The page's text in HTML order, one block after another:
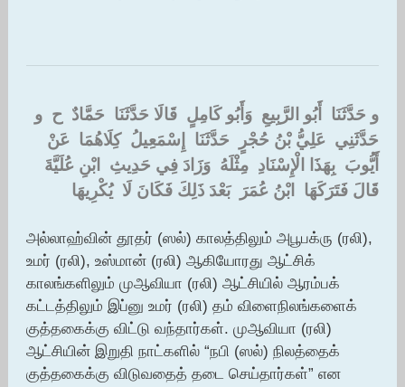
و حَدَّثَنَا ‏ ‏أَبُو الرَّبِيعِ ‏ ‏وَأَبُو كَامِلٍ ‏ ‏قَالَا حَدَّثَنَا ‏ ‏حَمَّادٌ ‏ ‏ح ‏ ‏و
حَدَّثَنِي ‏ ‏عَلِيُّ بْنُ حُجْرٍ ‏ ‏حَدَّثَنَا ‏ ‏إِسْمَعِيلُ ‏ ‏كِلَاهُمَا ‏ ‏عَنْ ‏
‏أَيُّوبَ ‏ ‏بِهَذَا الْإِسْنَادِ ‏ ‏مِثْلَهُ ‏ ‏وَزَادَ فِي حَدِيثِ ‏ ‏ابْنِ عُلَيَّةَ ‏
‏قَالَ فَتَرَكَهَا ‏ ‏ابْنُ عُمَرَ ‏ ‏بَعْدَ ذَلِكَ فَكَانَ لَا ‏ ‏يُكْرِيهَا
அல்லாஹ்வின் தூதர் (ஸல்) காலத்திலும் அபூபக்ரு (ரலி),
உமர் (ரலி), உஸ்மான் (ரலி) ஆகியோரது ஆட்சிக்
காலங்களிலும் முஆவியா (ரலி) ஆட்சியில் ஆரம்பக்
கட்டத்திலும் இப்னு உமர் (ரலி) தம் விளைநிலங்களைக்
குத்தகைக்கு விட்டு வந்தார்கள். முஆவியா (ரலி)
ஆட்சியின் இறுதி நாட்களில் “நபி (ஸல்) நிலத்தைக்
குத்தகைக்கு விடுவதைத் தடை செய்தார்கள்” என